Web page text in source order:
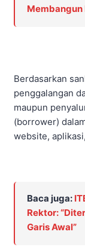
Membangun
Berdasarkan
penggalangan
maupun
(borrower)
website,
Baca juga:
Rektor:
Garis Awal”